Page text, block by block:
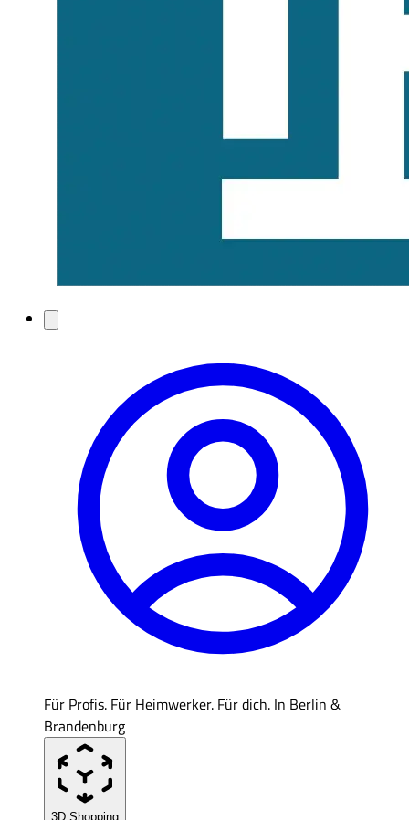
Für Profis. Für Heimwerker. Für dich. In Berlin &
Brandenburg
3D Shopping